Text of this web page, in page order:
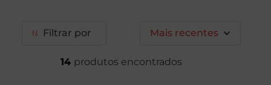
Filtrar Mais recentes
14